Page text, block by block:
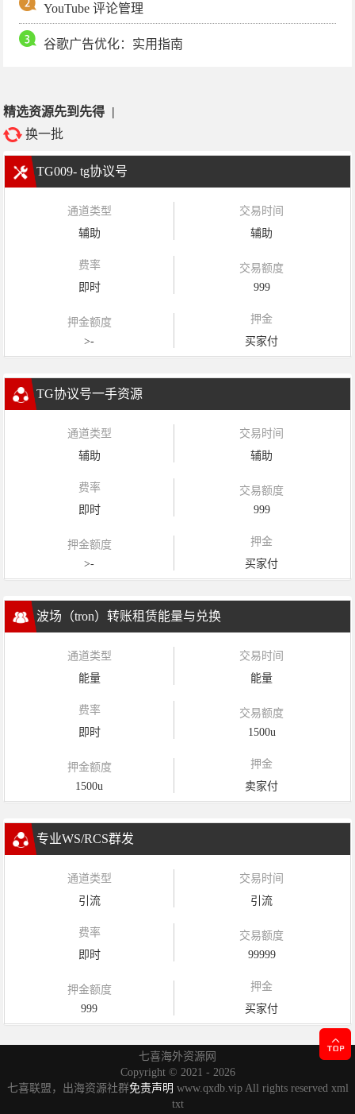
YouTube 评论管理
谷歌广告优化：实用指南
精选资源先到先得 |
换一批
TG009- tg协议号
通道类型
辅助
交易时间
辅助
费率
即时
交易额度
999
押金额度
>-
押金
买家付
TG协议号一手资源
通道类型
辅助
交易时间
辅助
费率
即时
交易额度
999
押金额度
>-
押金
买家付
波场（tron）转账租赁能量与兑换
通道类型
能量
交易时间
能量
费率
即时
交易额度
1500u
押金额度
1500u
押金
卖家付
专业WS/RCS群发
通道类型
引流
交易时间
引流
费率
即时
交易额度
99999
押金额度
999
押金
买家付
七喜海外资源网
Copyright © 2021 - 2026
七喜联盟，出海资源社群免责声明 www.qxdb.vip All rights reserved xml
txt